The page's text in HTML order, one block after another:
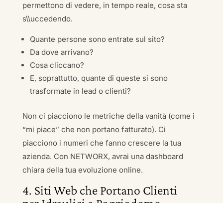
permettono di vedere, in tempo reale, cosa sta
s\\uccedendo.
Quante persone sono entrate sul sito?
Da dove arrivano?
Cosa cliccano?
E, soprattutto, quante di queste si sono
trasformate in lead o clienti?
Non ci piacciono le metriche della vanità (come i
“mi piace” che non portano fatturato). Ci
piacciono i numeri che fanno crescere la tua
azienda. Con NETWORX, avrai una dashboard
chiara della tua evoluzione online.
4. Siti Web che Portano Clienti